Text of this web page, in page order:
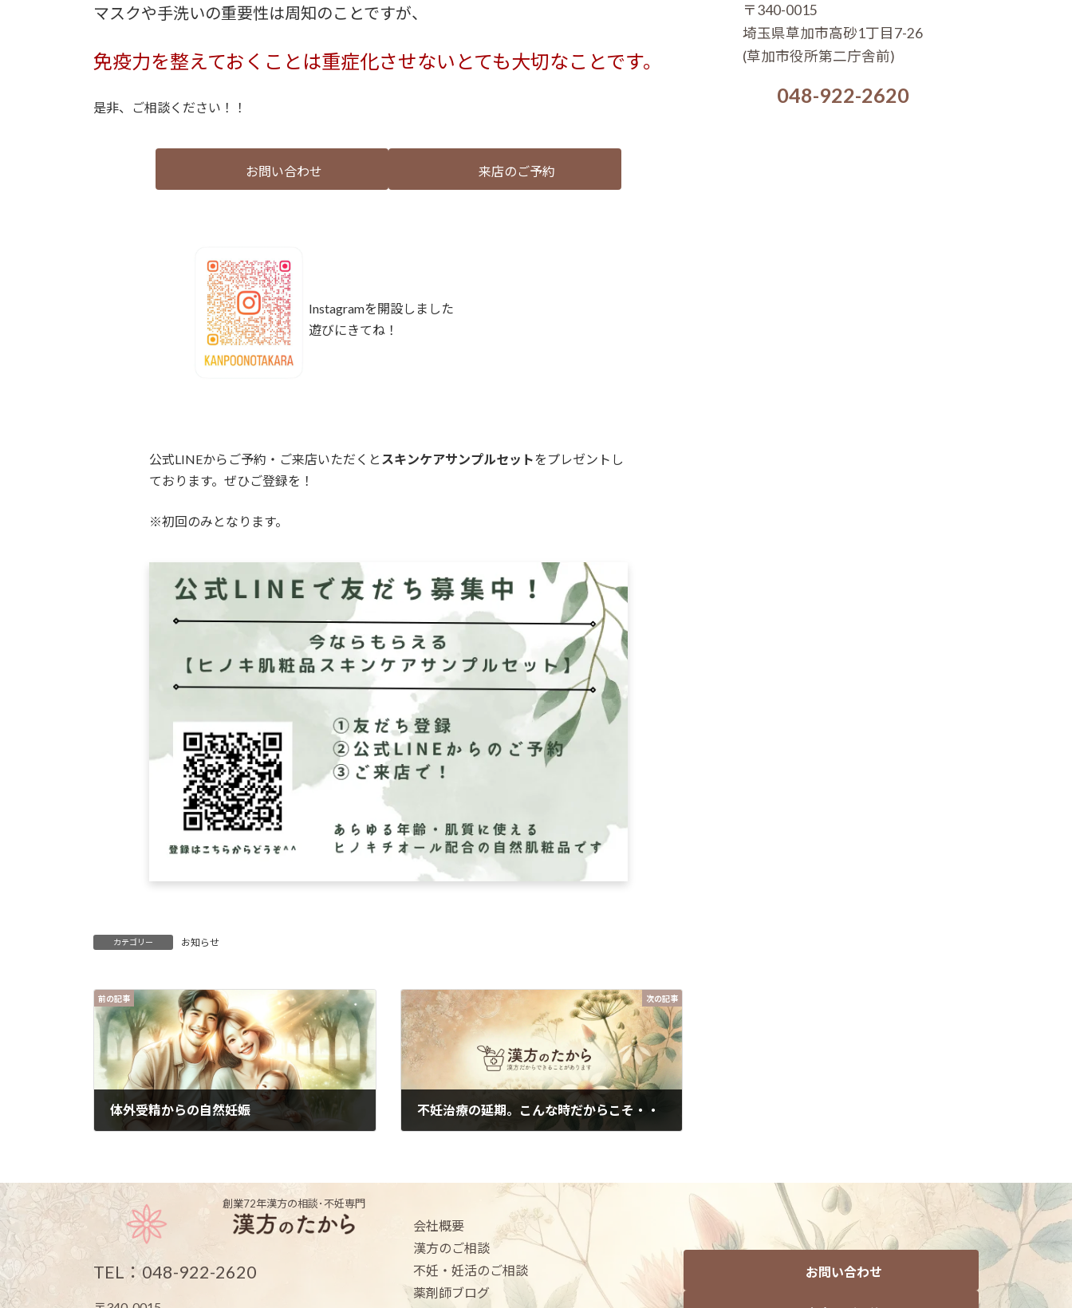
マスクや手洗いの重要性は周知のことですが、
免疫力を整えておくことは重症化させないとても大切なことです。
是非、ご相談ください！！
お問い合わせ 来店のご予約
Instagramを開設しました
遊びにきてね！
公式LINEからご予約・ご来店いただくと スキンケアサンプルセットをプレゼントし
ております。ぜひご登録を！
※初回のみとなります。
カテゴリー お知らせ
前の記事
体外受精からの自然妊娠
次の記事
不妊治療の延期。こんな時だからこそ・・
〒340-0015
埼玉県草加市高砂1丁目7-26
(草加市役所第二庁舎前)
048-922-2620
創業72年漢方の相談･不妊専門
TEL：048-922-2620
会社概要
漢方のご相談
不妊・妊活のご相談
薬剤師ブログ
お問い合わせ